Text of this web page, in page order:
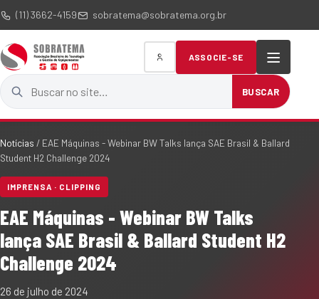
(11) 3662-4159 sobratema@sobratema.org.br
Buscar no site
BUSCAR
ASSOCIE-SE
Notícias / EAE Máquinas - Webinar BW Talks lança SAE Brasil & Ballard
Student H2 Challenge 2024
IMPRENSA · CLIPPING
EAE Máquinas - Webinar BW Talks
lança SAE Brasil & Ballard Student H2
Challenge 2024
26 de julho de 2024